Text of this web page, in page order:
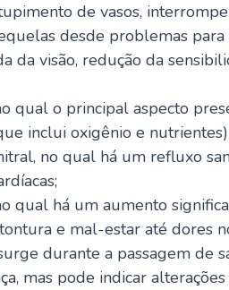
de vasos,
desde problemas para
da visão, redução da
qual o principal aspecto
inclui oxigênio e
no qual há um refluxo
qual há um aumento
e mal-estar até dores
durante a passagem de
mas pode indicar